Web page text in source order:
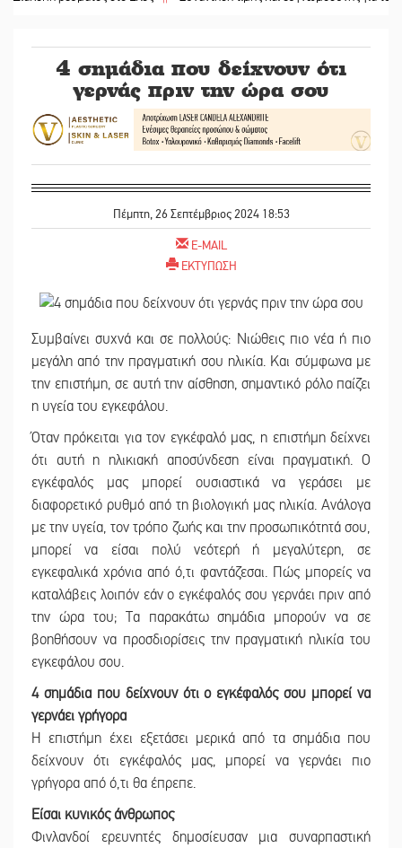
4 σημάδια που δείχνουν ότι
γερνάς πριν την ώρα σου
Πέμπτη, 26 Σεπτέμβριος 2024 18:53
E-MAIL
ΕΚΤΥΠΩΣΗ
Συμβαίνει συχνά και σε πολλούς: Νιώθεις πιο νέα ή πιο
μεγάλη από την πραγματική σου ηλικία. Και σύμφωνα με
την επιστήμη, σε αυτή την αίσθηση, σημαντικό ρόλο παίζει
η υγεία του εγκεφάλου.
Όταν πρόκειται για τον εγκέφαλό μας, η επιστήμη δείχνει
ότι αυτή η ηλικιακή αποσύνδεση είναι πραγματική. Ο
εγκέφαλός μας μπορεί ουσιαστικά να γεράσει με
διαφορετικό ρυθμό από τη βιολογική μας ηλικία. Ανάλογα
με την υγεία, τον τρόπο ζωής και την προσωπικότητά σου,
μπορεί να είσαι πολύ νεότερή ή μεγαλύτερη, σε
εγκεφαλικά χρόνια από ό,τι φαντάζεσαι. Πώς μπορείς να
καταλάβεις λοιπόν εάν ο εγκέφαλός σου γερνάει πριν από
την ώρα του; Τα παρακάτω σημάδια μπορούν να σε
βοηθήσουν να προσδιορίσεις την πραγματική ηλικία του
εγκεφάλου σου.
4 σημάδια που δείχνουν ότι ο εγκέφαλός σου μπορεί να
γερνάει γρήγορα
Η επιστήμη έχει εξετάσει μερικά από τα σημάδια που
δείχνουν ότι εγκέφαλός μας, μπορεί να γερνάει πιο
γρήγορα από ό,τι θα έπρεπε.
Είσαι κυνικός άνθρωπος
Φινλανδοί ερευνητές δημοσίευσαν μια συναρπαστική